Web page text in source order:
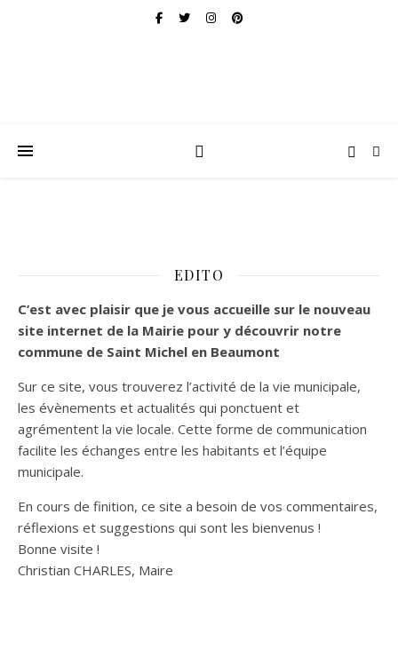
EDITO
C’est avec plaisir que je vous accueille sur le nouveau
site internet de la Mairie pour y découvrir notre
commune de Saint Michel en Beaumont
Sur ce site, vous trouverez l’activité de la vie municipale,
les évènements et actualités qui ponctuent et
agrémentent la vie locale. Cette forme de communication
facilite les échanges entre les habitants et l’équipe
municipale.
En cours de finition, ce site a besoin de vos commentaires,
réflexions et suggestions qui sont les bienvenus !
Bonne visite !
Christian CHARLES, Maire